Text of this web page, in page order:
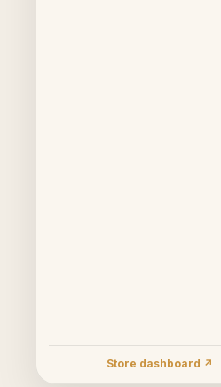
Store dashboard ↗